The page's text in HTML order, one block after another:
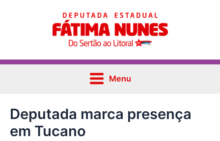
Main
Menu
Menu
Deputada marca presença
em Tucano